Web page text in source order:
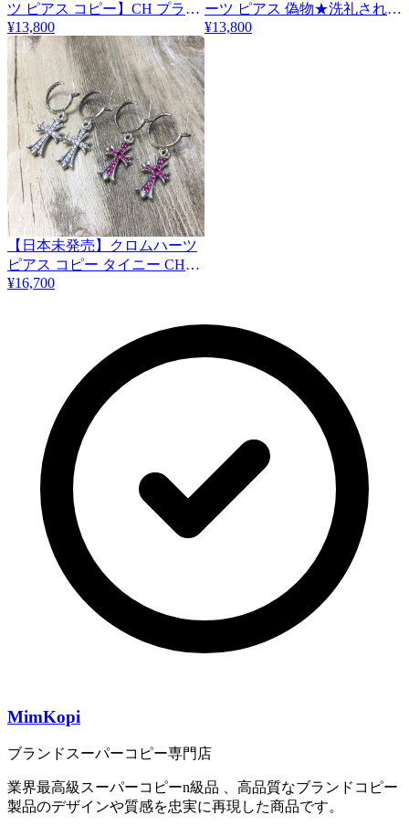
ツ ピアス コピー】CH プラス
クロスボール ピアス シルバー
Kur15444
¥13,800
ーツ ピアス 偽物★洗礼された
芸術★男女共に愛される逸品♪
¥13,800
【日本未発売】クロムハーツ
ピアス コピー タイニー CHク
ロス フープ イアリング
¥16,700
MimKopi
ブランドスーパーコピー専門店
業界最高級スーパーコピーn級品 、高品質なブランドコピー
製品のデザインや質感を忠実に再現した商品です。